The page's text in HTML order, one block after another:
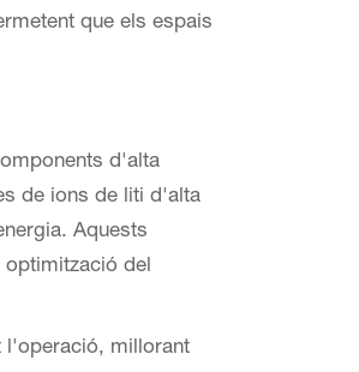
que els espais
d'alta
de ions de liti d'alta
Aquests
optimització del
l'operació, millorant